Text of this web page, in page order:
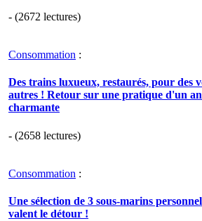
- (2672 lectures)
Consommation :
Des trains luxueux, restaurés, pour des
autres ! Retour sur une pratique d'un
charmante
- (2658 lectures)
Consommation :
Une sélection de 3 sous-marins
valent le détour !